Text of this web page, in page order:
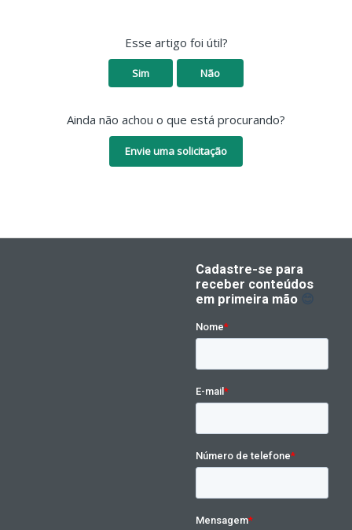
Esse artigo foi útil?
Sim Não
Ainda não achou o que está procurando?
Envie uma solicitação